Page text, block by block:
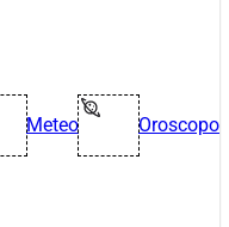
Meteo Oroscopo